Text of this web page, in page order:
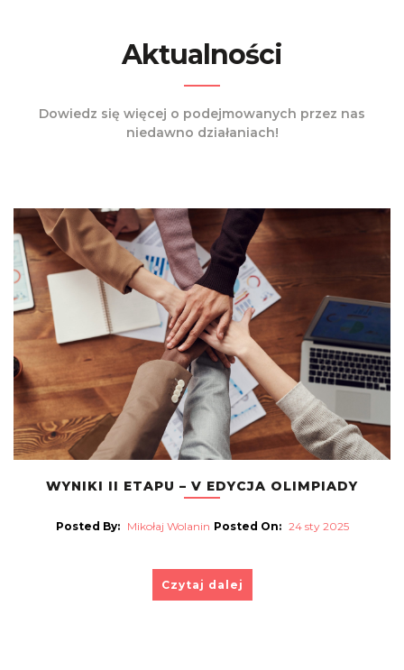
Aktualności
Dowiedz się więcej o podejmowanych przez nas
niedawno działaniach!
WYNIKI II ETAPU – V EDYCJA OLIMPIADY
Posted By: Mikołaj Wolanin Posted On: 24 sty 2025
Czytaj dalej